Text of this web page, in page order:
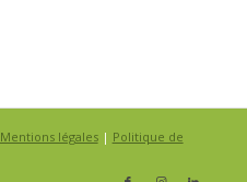
Mentions légales| Politique de